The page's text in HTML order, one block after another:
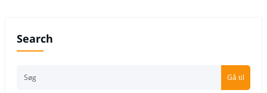
Search
Gå til